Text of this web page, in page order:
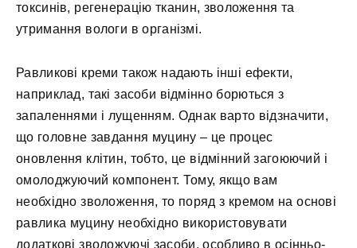
токсинів, регенерацію тканин, зволоження та
утримання вологи в організмі.
Равликові креми також надають інші ефекти,
наприклад, такі засоби відмінно борються з
запаленнями і лущенням. Однак варто відзначити,
що головне завдання муцину – це процес
оновлення клітин, тобто, це відмінний загоюючий і
омолоджуючий компонент. Тому, якщо вам
необхідно зволоження, то поряд з кремом на основі
равлика муцину необхідно використовувати
додаткові зволожуючі засоби, особливо в осінньо-